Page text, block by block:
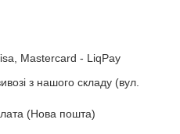
Mastercard - LiqPay
з нашого складу (вул.
(Нова пошта)